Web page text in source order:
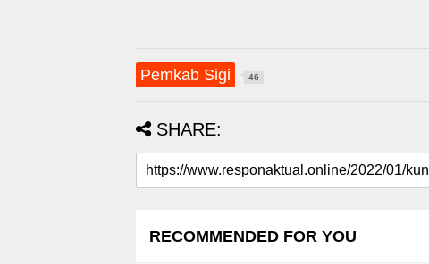
Pemkab Sigi 46
SHARE:
RECOMMENDED FOR YOU